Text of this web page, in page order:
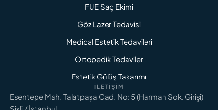
FUE Saç Ekimi
Göz Lazer Tedavisi
Medical Estetik Tedavileri
Ortopedik Tedaviler
Estetik Gülüş Tasarımı
İLETIŞIM
Esentepe Mah. Talatpaşa Cad. No: 5 (Harman Sok. Girişi)